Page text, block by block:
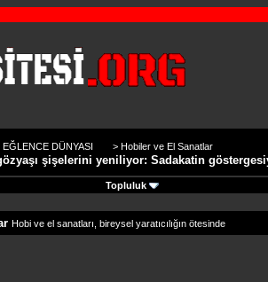
EĞLENCE DÜNYASI > Hobiler ve El Sanatlar
şişelerini yeniliyor: Sadakatin
Topluluk
Hobi ve el sanatları, bireysel yaratıcılığın ötesinde